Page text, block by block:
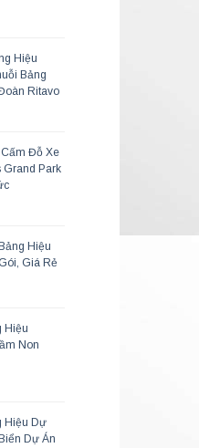
Hiệu
Bảng
Ritavo
Đỗ Xe
Grand Park
Hiệu
Giá Rẻ
Hiệu
Non
Hiệu Dự
Dự Án